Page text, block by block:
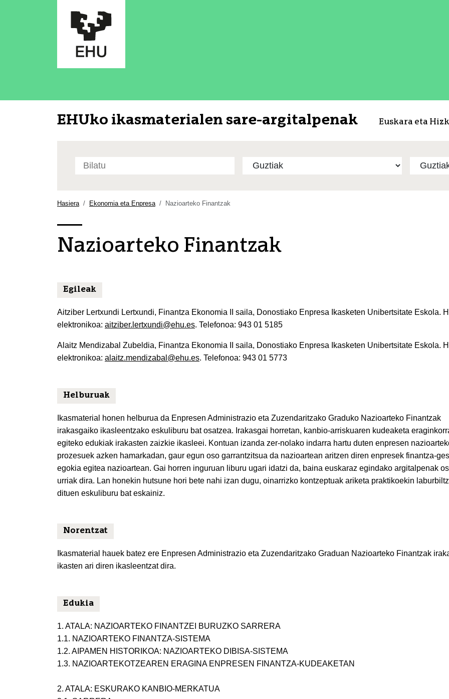
EHUko ikasmaterialen sare-argitalpenak Euskara eta
atarian
aurreratua…
Hasiera Ekonomia eta Enpresa Nazioarteko Finantzak
Nazioarteko Finantzak
Egileak
Aitziber Lertxundi Lertxundi, Finantza Ekonomia II saila, Donostiako Enpresa Ikasketen Unibertsitate Eskola.
elektronikoa: aitziber.lertxundi@ehu.es. Telefonoa: 943 01 5185
Alaitz Mendizabal Zubeldia, Finantza Ekonomia II saila, Donostiako Enpresa Ikasketen Unibertsitate Eskola.
elektronikoa: alaitz.mendizabal@ehu.es. Telefonoa: 943 01 5773
Helburuak
Ikasmaterial honen helburua da Enpresen Administrazio eta Zuzendaritzako Graduko Nazioarteko Finantzak
irakasgaiko ikasleentzako eskuliburu bat osatzea. Irakasgai horretan, kanbio-arriskuaren kudeaketa
egiteko edukiak irakasten zaizkie ikasleei. Kontuan izanda zer-nolako indarra hartu duten enpresen
prozesuek azken hamarkadan, gaur egun oso garrantzitsua da nazioartean aritzen diren enpresek finantza-
egokia egitea nazioartean. Gai horren inguruan liburu ugari idatzi da, baina euskaraz egindako argitalpenak
urriak dira. Lan honekin hutsune hori bete nahi izan dugu, oinarrizko kontzeptuak ariketa praktikoekin
dituen eskuliburu bat eskainiz.
Norentzat
Ikasmaterial hauek batez ere Enpresen Administrazio eta Zuzendaritzako Graduan Nazioarteko Finantzak
ikasten ari diren ikasleentzat dira.
Edukia
1. ATALA: NAZIOARTEKO FINANTZEI BURUZKO SARRERA
1.1. NAZIOARTEKO FINANTZA-SISTEMA
1.2. AIPAMEN HISTORIKOA: NAZIOARTEKO DIBISA-SISTEMA
1.3. NAZIOARTEKOTZEAREN ERAGINA ENPRESEN FINANTZA-KUDEAKETAN
2. ATALA: ESKURAKO KANBIO-MERKATUA